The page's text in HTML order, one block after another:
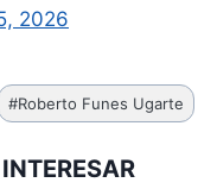
2026
#Roberto Funes Ugarte